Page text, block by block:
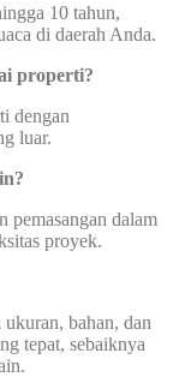
10 tahun,
di daerah Anda.
properti?
dengan
luar.
pemasangan dalam
proyek.
bahan, dan
tepat, sebaiknya